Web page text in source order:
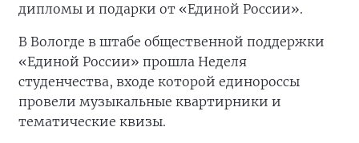
дипломы и подарки от «Единой России».
В Вологде в штабе общественной поддержки
«Единой России» прошла Неделя
студенчества, входе которой единороссы
провели музыкальные квартирники и
тематические квизы.